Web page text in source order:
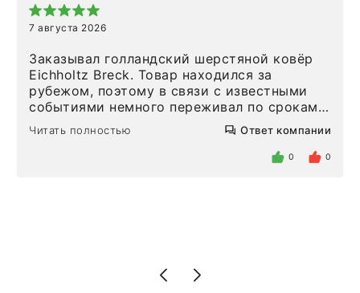
7 августа 2026
Заказывал голландский шерстяной ковёр
Eichholtz Breck. Товар находился за
рубежом, поэтому в связи с известными
событиями немного переживал по срокам.
Но homeadore привезли ровно в
определенное в договоре время, без
то качество выше всяких похвал. Выглядит
Читать полностью Ответ компании
0 0